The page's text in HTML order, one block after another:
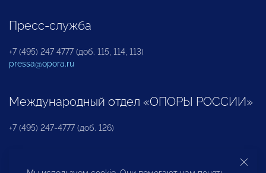
Пресс-служба
+7 (495) 247 4777 (доб. 115, 114, 113)
pressa@opora.ru
Международный отдел «ОПОРЫ РОССИИ»
+7 (495) 247-4777 (доб. 126)
Бюро по защите прав предпринимателей и